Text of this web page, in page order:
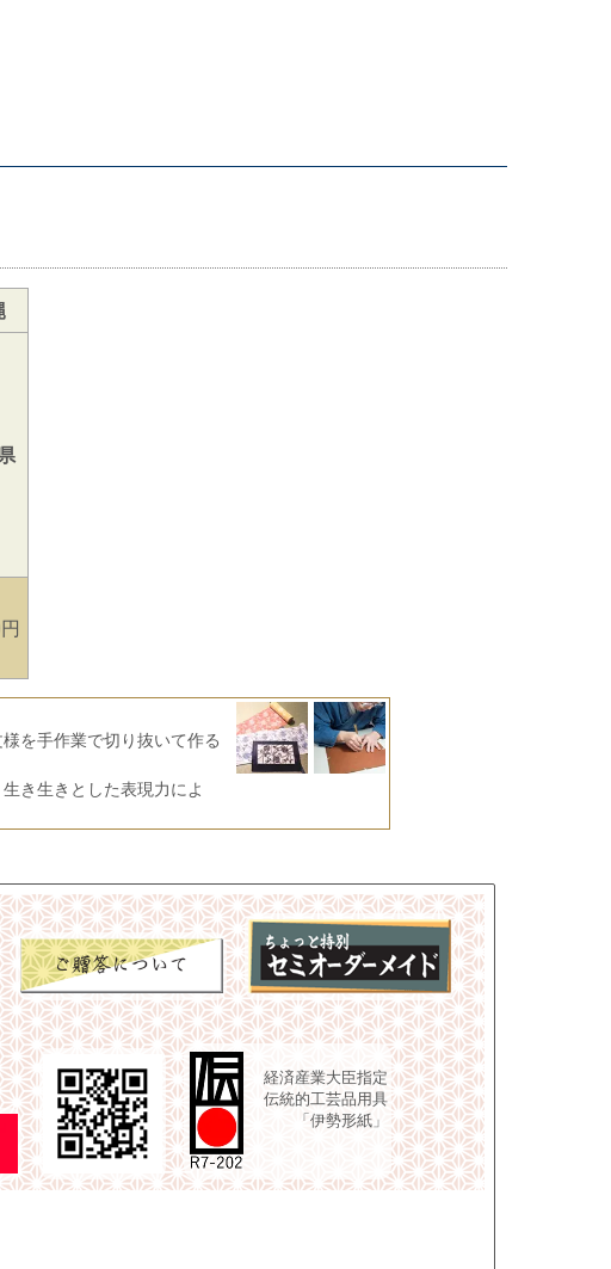
を手作業で切り抜いて作る
き生きとした表現力によ
経済産業大臣指定
伝統的工芸品用具
「伊勢形紙」